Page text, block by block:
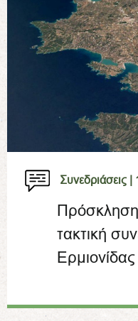
Συνεδριάσεις |
Πρόσκληση
τακτική
Ερμιονίδας